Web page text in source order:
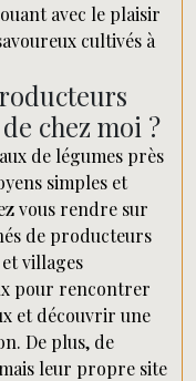
avec le plaisir
cultivés à
chez moi ?
de légumes près
simples et
vous rendre sur
de producteurs
villages
pour rencontrer
et découvrir une
De plus, de
leur propre site